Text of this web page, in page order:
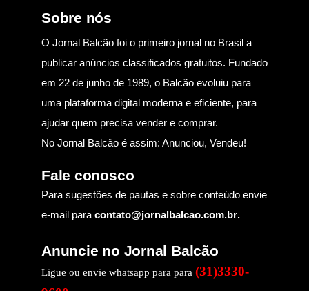
Sobre nós
O Jornal Balcão foi o primeiro jornal no Brasil a
publicar anúncios classificados gratuitos. Fundado
em 22 de junho de 1989, o Balcão evoluiu para
uma plataforma digital moderna e eficiente, para
ajudar quem precisa vender e comprar.
No Jornal Balcão é assim: Anunciou, Vendeu!
Fale conosco
Para sugestões de pautas e sobre conteúdo envie
e-mail para contato@jornalbalcao.com.br.
Anuncie no Jornal Balcão
Ligue ou envie whatsapp para para (31)3330-